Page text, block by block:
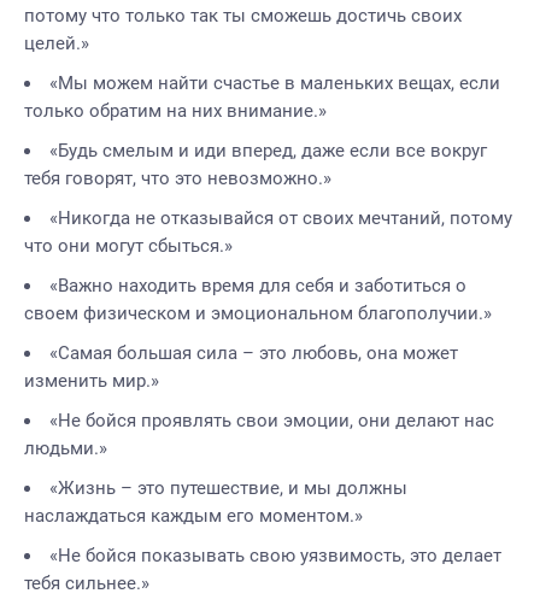
потому что только так ты сможешь достичь своих
целей.»
«Мы можем найти счастье в маленьких вещах, если
только обратим на них внимание.»
«Будь смелым и иди вперед, даже если все вокруг
тебя говорят, что это невозможно.»
«Никогда не отказывайся от своих мечтаний, потому
что они могут сбыться.»
«Важно находить время для себя и заботиться о
своем физическом и эмоциональном благополучии.»
«Самая большая сила – это любовь, она может
изменить мир.»
«Не бойся проявлять свои эмоции, они делают нас
людьми.»
«Жизнь – это путешествие, и мы должны
наслаждаться каждым его моментом.»
«Не бойся показывать свою уязвимость, это делает
тебя сильнее.»